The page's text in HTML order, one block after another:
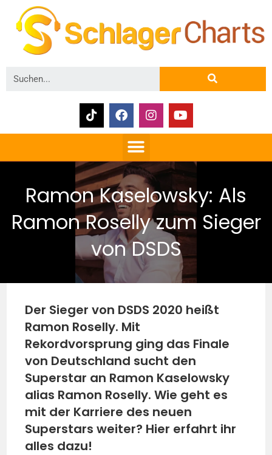
Ramon Kaselowsky: Als
Ramon Roselly zum Sieger
von DSDS
Der Sieger von DSDS 2020 heißt
Ramon Roselly. Mit
Rekordvorsprung ging das Finale
von Deutschland sucht den
Superstar an Ramon Kaselowsky
alias Ramon Roselly. Wie geht es
mit der Karriere des neuen
Superstars weiter? Hier erfahrt ihr
alles dazu!